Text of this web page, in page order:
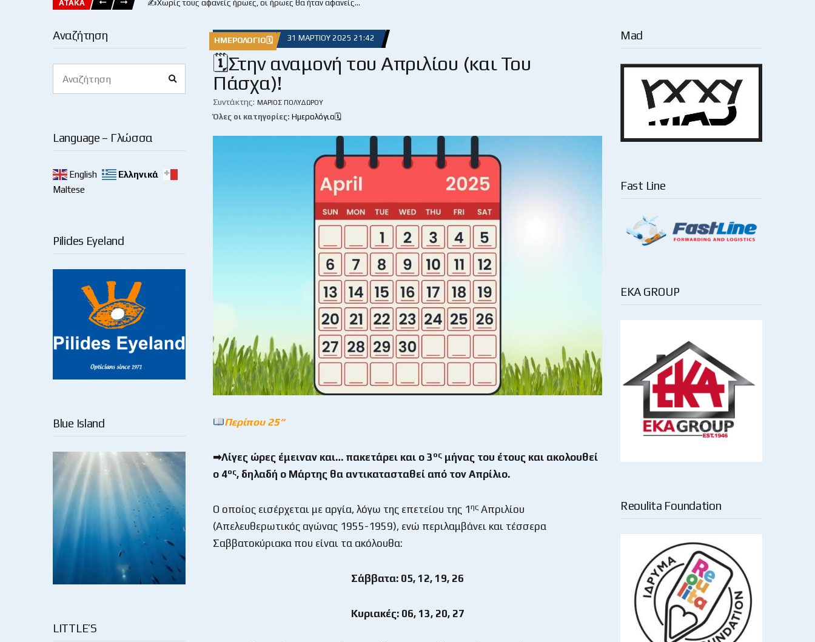
ΑΤΑΚΑ ✍️Χωρίς τους αφανείς ήρωες, οι ήρωες θα ήταν αφανείς…
Αναζήτηση
for:
Language – Γλώσσα
English
Ελληνικά
Maltese
Pilides Eyeland
Blue Island
LITTLE’S
ΗΜΕΡΟΛΌΓΙΟ🗓 31 ΜΑΡΤΊΟΥ 2025 21:42
🗓Στην αναμονή του Απριλίου (και Του
Πάσχα)!
Συντάκτης: ΜΆΡΙΟΣ ΠΟΛΥΔΏΡΟΥ
Όλες οι κατηγορίες: Ημερολόγιο🗓
Περίπου 25“
➡Λίγες ώρες έμειναν και… πακετάρει και ο 3 ος μήνας του έτους και ακολουθεί
ο 4ος, δηλαδή ο Μάρτης θα αντικατασταθεί από τον Απρίλιο.
Ο οποίος εισέρχεται με αργία, λόγω της επετείου της 1ης Απριλίου
(Απελευθερωτικός αγώνας 1955-1959), ενώ περιλαμβάνει και τέσσερα
Σαββατοκύριακα που είναι τα ακόλουθα:
Σάββατα: 05, 12, 19, 26
Κυριακές: 06, 13, 20, 27
Mad
Fast Line
EKA GROUP
Reoulita Foundation